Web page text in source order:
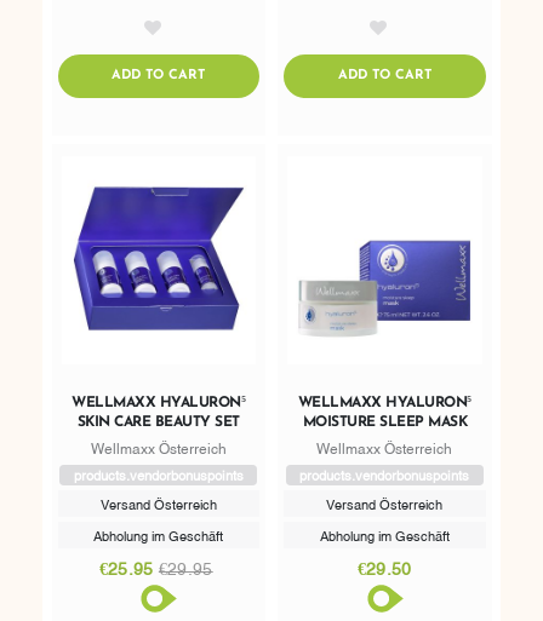
ADD TO CARTADDTOCART ADD TO CARTADDTOCART
WELLMAXX HYALURON⁵
SKIN CARE BEAUTY SET
Wellmaxx Österreich
products.vendorbonuspoints
Versand Österreich
Abholung im Geschäft
€25.95 €29.95
WELLMAXX HYALURON⁵
MOISTURE SLEEP MASK
Wellmaxx Österreich
products.vendorbonuspoints
Versand Österreich
Abholung im Geschäft
€29.50